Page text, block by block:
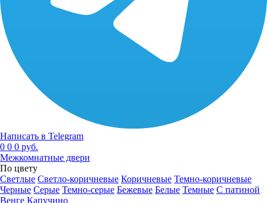
Написать в Telegram
0 0 0 руб.
Межкомнатные двери
По цвету
Светлые Светло-коричневые Коричневые Темно-коричневые
Черные Серые Темно-серые Бежевые Белые Темные С патиной
Венге Капучино